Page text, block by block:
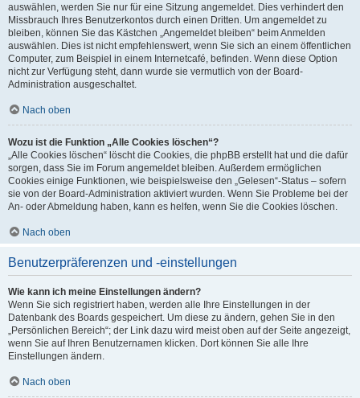
auswählen, werden Sie nur für eine Sitzung angemeldet. Dies verhindert den
Missbrauch Ihres Benutzerkontos durch einen Dritten. Um angemeldet zu
bleiben, können Sie das Kästchen „Angemeldet bleiben“ beim Anmelden
auswählen. Dies ist nicht empfehlenswert, wenn Sie sich an einem öffentlichen
Computer, zum Beispiel in einem Internetcafé, befinden. Wenn diese Option
nicht zur Verfügung steht, dann wurde sie vermutlich von der Board-
Administration ausgeschaltet.
Nach oben
Wozu ist die Funktion „Alle Cookies löschen“?
„Alle Cookies löschen“ löscht die Cookies, die phpBB erstellt hat und die dafür
sorgen, dass Sie im Forum angemeldet bleiben. Außerdem ermöglichen
Cookies einige Funktionen, wie beispielsweise den „Gelesen“-Status – sofern
sie von der Board-Administration aktiviert wurden. Wenn Sie Probleme bei der
An- oder Abmeldung haben, kann es helfen, wenn Sie die Cookies löschen.
Nach oben
Benutzerpräferenzen und -einstellungen
Wie kann ich meine Einstellungen ändern?
Wenn Sie sich registriert haben, werden alle Ihre Einstellungen in der
Datenbank des Boards gespeichert. Um diese zu ändern, gehen Sie in den
„Persönlichen Bereich“; der Link dazu wird meist oben auf der Seite angezeigt,
wenn Sie auf Ihren Benutzernamen klicken. Dort können Sie alle Ihre
Einstellungen ändern.
Nach oben